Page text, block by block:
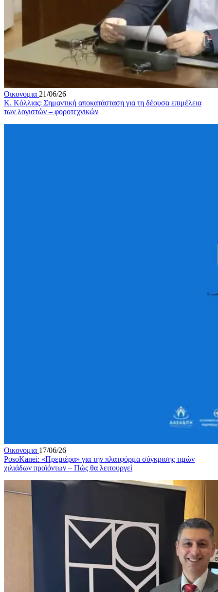
Οικονομια 21/06/26
Κ. Κόλλιας: Σημαντική αποκατάσταση για τη δέουσα επιμέλεια
των λογιστών – φοροτεχνικών
Οικονομια 17/06/26
PosoKanei: «Πρεμιέρα» για την πλατφόρμα σύγκρισης τιμών
χιλιάδων προϊόντων – Πώς θα λειτουργεί